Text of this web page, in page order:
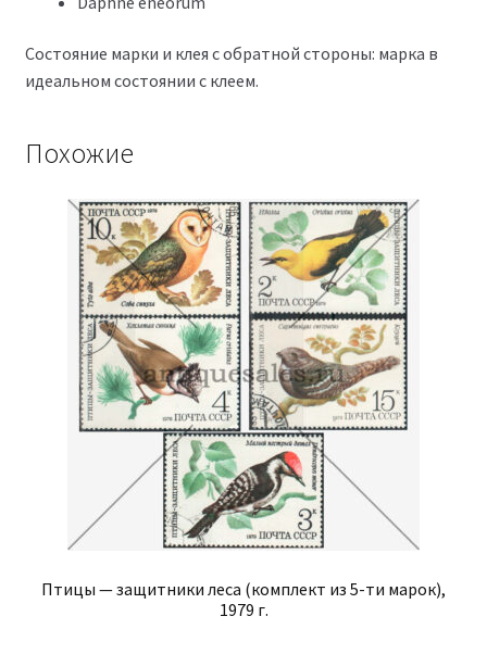
Состояние марки и клея с обратной стороны: марка в
идеальном состоянии с клеем.
Похожие
Птицы — защитники леса (комплект из 5-ти марок),
1979 г.